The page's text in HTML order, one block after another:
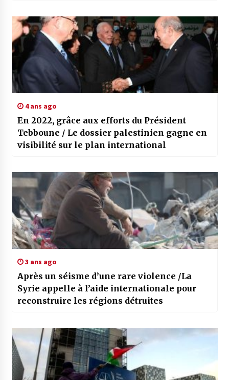
4 ans ago
En 2022, grâce aux efforts du Président
Tebboune / Le dossier palestinien gagne en
visibilité sur le plan international
3 ans ago
Après un séisme d’une rare violence /La
Syrie appelle à l’aide internationale pour
reconstruire les régions détruites